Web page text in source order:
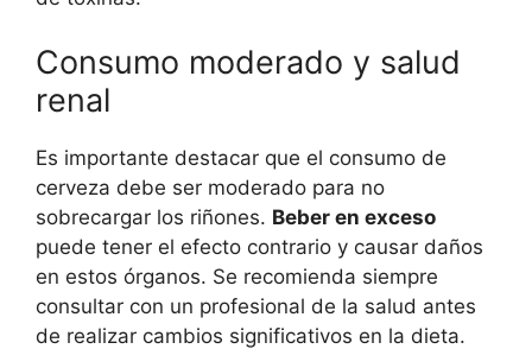
Consumo moderado y salud
renal
Es importante destacar que el consumo de
cerveza debe ser moderado para no
sobrecargar los riñones. Beber en exceso
puede tener el efecto contrario y causar daños
en estos órganos. Se recomienda siempre
consultar con un profesional de la salud antes
de realizar cambios significativos en la dieta.